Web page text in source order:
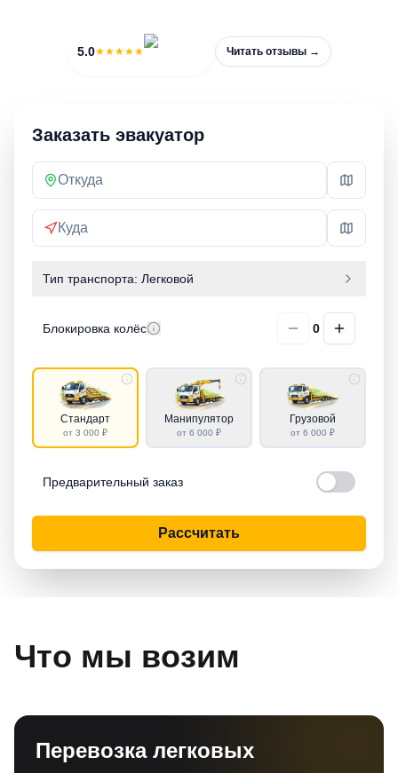
5.0★★★★★ Читать отзывы →
Заказать эвакуатор
Тип транспорта: Легковой
Блокировка колёс 0
Стандарт
от 3 000 ₽
Манипулятор
от 6 000 ₽
Грузовой
от 6 000 ₽
Предварительный заказ
Рассчитать
Что мы возим
Перевозка легковых